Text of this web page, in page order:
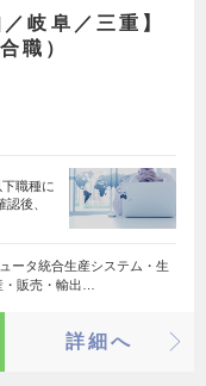
岐阜／三重】
職）
職種に
後、
ータ統合生産システム・生
販売・輸出…
詳細へ